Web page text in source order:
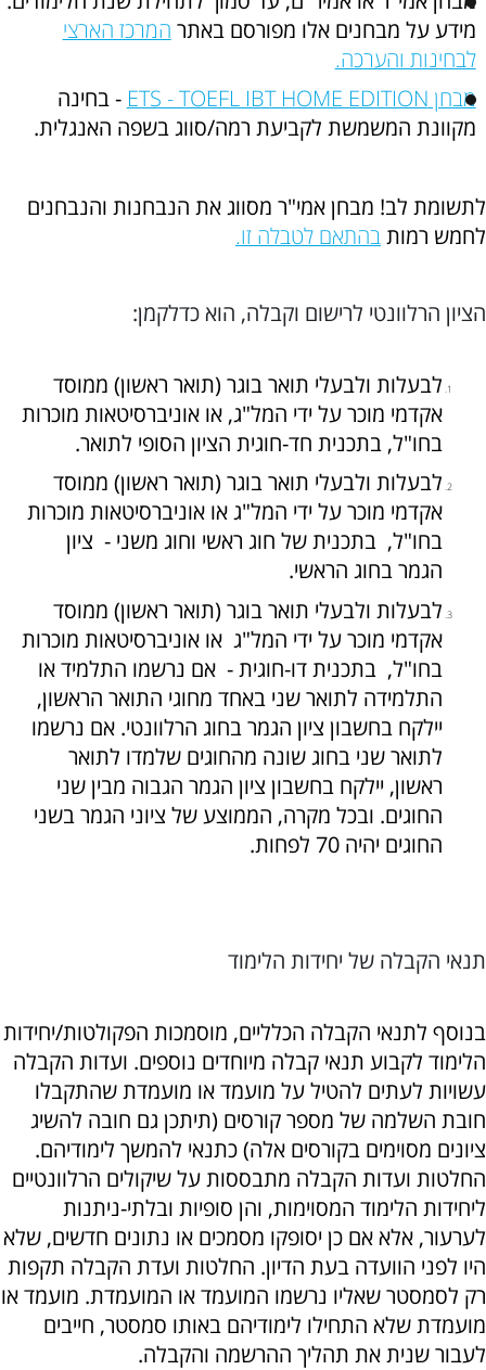
מידע על מבחנים אלו מפורסם באתר המרכז הארצי
לבחינות והערכה.
מבחן ETS - TOEFL IBT HOME EDITION
- בחינה
מקוונת המשמשת לקביעת רמה/סווג בשפה האנגלית.
לתשומת לב! מבחן אמי"ר מסווג את הנבחנות והנבחנים
לחמש רמותבהתאם לטבלה זו.
הציון הרלוונטי לרישום וקבלה, הוא כדלקמן:
לבעלות ולבעלי תואר בוגר (תואר ראשון) ממוסד
אקדמי מוכר על ידי המל"ג, או אוניברסיטאות מוכרות
בחו"ל, בתכנית חד-חוגית הציון הסופי לתואר.
לבעלות ולבעלי תואר בוגר (תואר ראשון) ממוסד
אקדמי מוכר על ידי המל"ג או אוניברסיטאות מוכרות
בחו"ל, בתכנית של חוג ראשי וחוג משני - ציון
הגמר בחוג הראשי.
לבעלות ולבעלי תואר בוגר (תואר ראשון) ממוסד
אקדמי מוכר על ידי המל"ג או אוניברסיטאות מוכרות
בחו"ל, בתכנית דו-חוגית - אם נרשמו התלמיד או
התלמידה לתואר שני באחד מחוגי התואר הראשון,
יילקח בחשבון ציון הגמר בחוג הרלוונטי. אם נרשמו
לתואר שני בחוג שונה מהחוגים שלמדו לתואר
ראשון, יילקח בחשבון ציון הגמר הגבוה מבין שני
החוגים. ובכל מקרה, הממוצע של ציוני הגמר בשני
החוגים יהיה 70 לפחות.
תנאי הקבלה של יחידות הלימוד
בנוסף לתנאי הקבלה הכלליים, מוסמכות הפקולטות/יחידות
הלימוד לקבוע תנאי קבלה מיוחדים נוספים. ועדות הקבלה
עשויות לעתים להטיל על מועמד או מועמדת שהתקבלו
חובת השלמה של מספר קורסים (תיתכן גם חובה להשיג
ציונים מסוימים בקורסים אלה) כתנאי להמשך לימודיהם.
החלטות ועדות הקבלה מתבססות על שיקולים הרלוונטיים
ליחידות הלימוד המסוימות, והן סופיות ובלתי-ניתנות
לערעור, אלא אם כן יסופקו מסמכים או נתונים חדשים, שלא
היו לפני הוועדה בעת הדיון. החלטות ועדת הקבלה תקפות
רק לסמסטר שאליו נרשמו המועמד או המועמדת. מועמד או
מועמדת שלא התחילו לימודיהם באותו סמסטר, חייבים
לעבור שנית את תהליך ההרשמה והקבלה.